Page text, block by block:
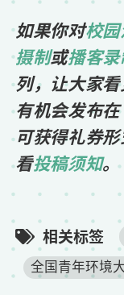
如果你对校
摄制或播客
列，让大家
有机会发布在
可获得礼券
看投稿须知。
相关标签
全国青年环境